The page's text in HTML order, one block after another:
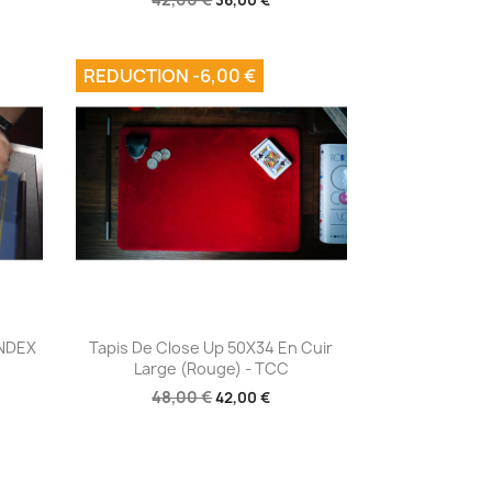
Aperçu rapide
Tapis De Close Up 50X34 En Cuir
Large (Rouge) - TCC
48,00 €42,00 €
REDUCTION -6,00 €